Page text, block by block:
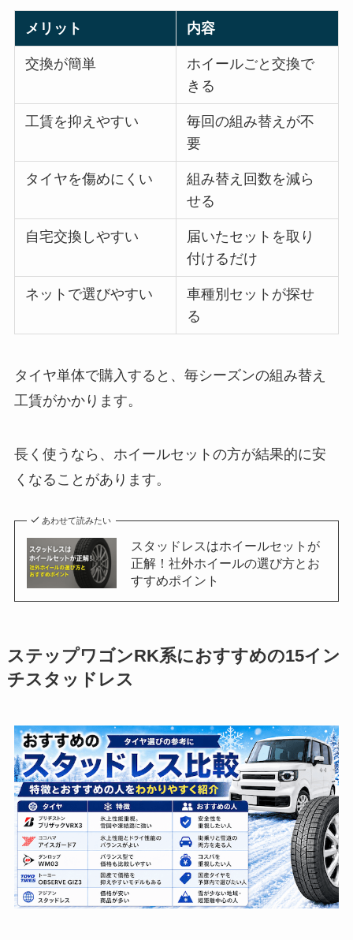
メリット 内容
交換が簡単
ホイールごと交換で
きる
工賃を抑えやすい
毎回の組み替えが不
要
タイヤを傷めにくい
組み替え回数を減ら
せる
自宅交換しやすい
届いたセットを取り
付けるだけ
ネットで選びやすい
車種別セットが探せ
る
タイヤ単体で購入すると、毎シーズンの組み替え
工賃がかかります。
長く使うなら、ホイールセットの方が結果的に安
くなることがあります。
あわせて読みたい
スタッドレスはホイールセットが
正解！社外ホイールの選び方とお
すすめポイント
ステップワゴンRK系におすすめの15イン
チスタッドレス